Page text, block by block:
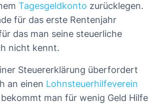
Tagesgeldkonto zurücklegen.
für das erste Rentenjahr
das man seine steuerliche
nicht kennt.
Steuererklärung überfordert
an einen Lohnsteuerhilfeverein
man für wenig Geld Hilfe